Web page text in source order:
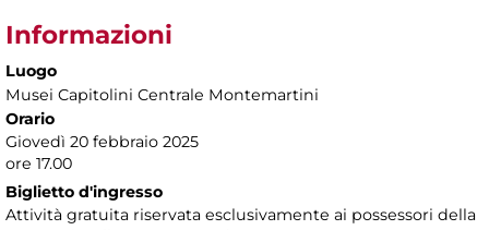
Informazioni
Luogo
Musei Capitolini Centrale Montemartini
Orario
Giovedì 20 febbraio 2025
ore 17.00
Biglietto d'ingresso
Attività gratuita riservata esclusivamente ai possessori della